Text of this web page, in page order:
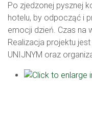
Po zjedzonej pysznej
hotelu, by odpocząć i
emocji dzień. Czas na
Realizacja projektu
UNIJNYM oraz